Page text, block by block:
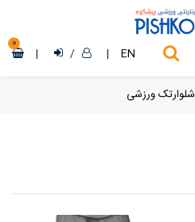
EN
|
/
|
0
شلوارتک ورزشی